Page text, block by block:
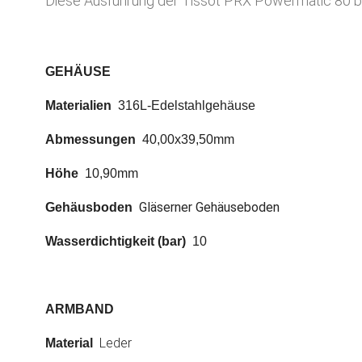
GEHÄUSE
Materialien 316L-Edelstahlgehäuse
Abmessungen 40,00x39,50mm
Höhe 10,90mm
Gehäusboden Gläserner Gehäuseboden
Wasserdichtigkeit (bar) 10
ARMBAND
Material Leder